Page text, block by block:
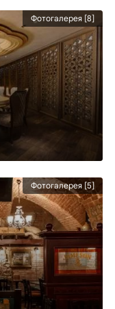
Фотогалерея [8]
Фотогалерея [5]